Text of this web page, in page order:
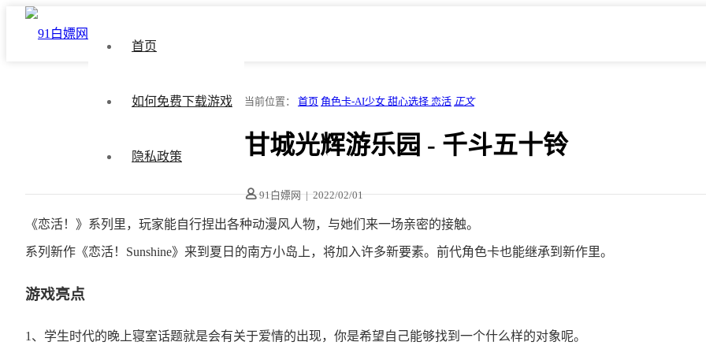
首页
如何免费下载游戏
隐私政策
当前位置： 首页 角色卡-AI少女 甜心选择 恋活 正文
甘城光辉游乐园 - 千斗五十铃
91白嫖网 | 2022/02/01
《恋活！》系列里，玩家能自行捏出各种动漫风人物，与她们来一场亲密的接触。
系列新作《恋活！Sunshine》来到夏日的南方小岛上，将加入许多新要素。前代角色卡也能继承到新作里。
游戏亮点
1、学生时代的晚上寝室话题就是会有关于爱情的出现，你是希望自己能够找到一个什么样的对象呢。